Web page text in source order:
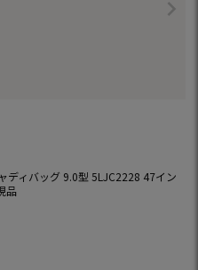
ディバッグ 9.0型 5LJC2228 47イン
品